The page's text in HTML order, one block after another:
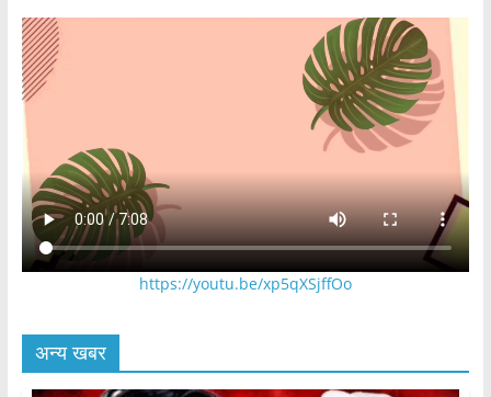
https://youtu.be/xp5qXSjffOo
अन्य खबर